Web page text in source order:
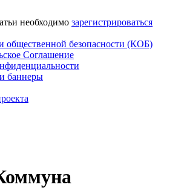
необходимо зарегистрироваться
общественной безопасности (КОБ)
Соглашение
баннеры